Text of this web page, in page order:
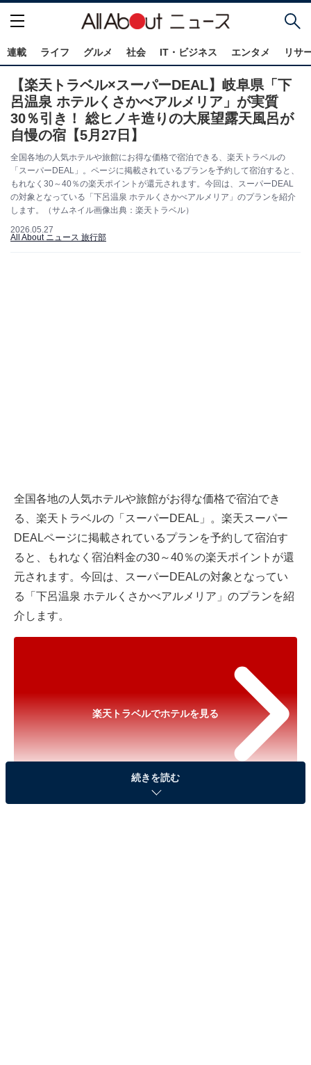
連載 ライフ グルメ 社会 IT・ビジネス エンタメ リサ
【楽天トラベル×スーパーDEAL】岐阜県「下
呂温泉 ホテルくさかべアルメリア」が実質
30％引き！ 総ヒノキ造りの大展望露天風呂が
自慢の宿【5月27日】
全国各地の人気ホテルや旅館にお得な価格で宿泊できる、楽天トラベルの
「スーパーDEAL」。ページに掲載されているプランを予約して宿泊すると、
もれなく30～40％の楽天ポイントが還元されます。今回は、スーパーDEAL
の対象となっている「下呂温泉 ホテルくさかべアルメリア」のプランを紹介
します。（サムネイル画像出典：楽天トラベル）
2026.05.27
All About ニュース 旅行部
全国各地の人気ホテルや旅館がお得な価格で宿泊でき
る、 楽天トラベルの「スーパーDEAL」。楽天スーパー
DEALページに掲載されているプランを予約して宿泊す
ると、もれなく宿泊料金の30～40％の楽天ポイントが還
元されます。今回は、スーパーDEALの対象となってい
る「下呂温泉 ホテルくさかべアルメリア」のプランを紹
介します。
楽天トラベルでホテルを見る
続きを読む